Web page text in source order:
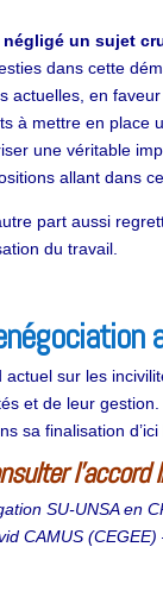
négligé un sujet
dans cette
actuelles, en
à mettre en place
une véritable
allant dans
part aussi
du travail.
actuel sur les
et de leur
sa finalisation
l’accord
SU-UNSA en
CAMUS